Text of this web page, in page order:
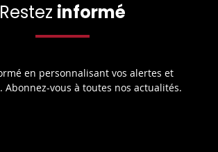
Restez informé
en personnalisant vos alertes et
Abonnez-vous à toutes nos actualités.